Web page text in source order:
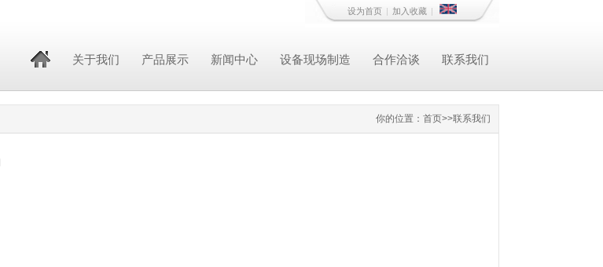
设为首页 | 加入收藏 |
关于我们 产品展示 新闻中心 设备现场制造 合作洽谈 联系我们
你的位置： 首页>>联系我们